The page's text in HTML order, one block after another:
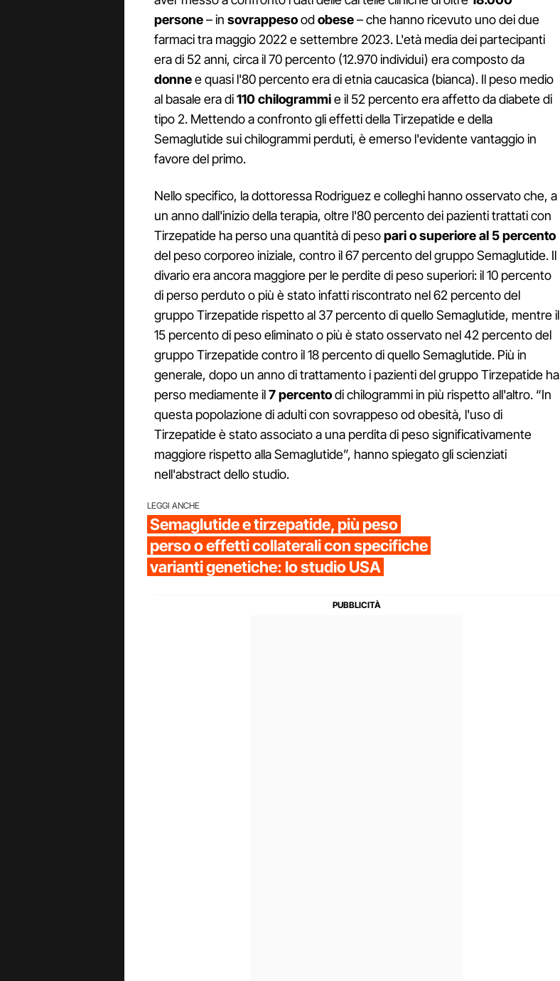
persone– in sovrappesoodobese– che hanno ricevuto uno dei due
farmaci tra maggio 2022 e settembre 2023. L'età media dei partecipanti
era di 52 anni, circa il 70 percento (12.970 individui) era composto da
donnee quasi l'80 percento era di etnia caucasica (bianca). Il peso medio
al basale era di110 chilogrammie il 52 percento era affetto da diabete di
tipo 2. Mettendo a confronto gli effetti della Tirzepatide e della
Semaglutide sui chilogrammi perduti, è emerso l'evidente vantaggio in
favore del primo.
Nello specifico, la dottoressa Rodriguez e colleghi hanno osservato che, a
un anno dall'inizio della terapia, oltre l'80 percento dei pazienti trattati con
Tirzepatide ha perso una quantità di pesopari o superiore al 5 percento
del peso corporeo iniziale, contro il 67 percento del gruppo Semaglutide. Il
divario era ancora maggiore per le perdite di peso superiori: il 10 percento
di perso perduto o più è stato infatti riscontrato nel 62 percento del
gruppo Tirzepatide rispetto al 37 percento di quello Semaglutide, mentre il
15 percento di peso eliminato o più è stato osservato nel 42 percento del
gruppo Tirzepatide contro il 18 percento di quello Semaglutide. Più in
generale, dopo un anno di trattamento i pazienti del gruppo Tirzepatide ha
perso mediamente il7 percentodi chilogrammi in più rispetto all'altro. “In
questa popolazione di adulti con sovrappeso od obesità, l'uso di
Tirzepatide è stato associato a una perdita di peso significativamente
maggiore rispetto alla Semaglutide”, hanno spiegato gli scienziati
nell'abstract dello studio.
LEGGI ANCHE
Semaglutide e tirzepatide, più peso
perso o effetti collaterali con specifiche
varianti genetiche: lo studio USA